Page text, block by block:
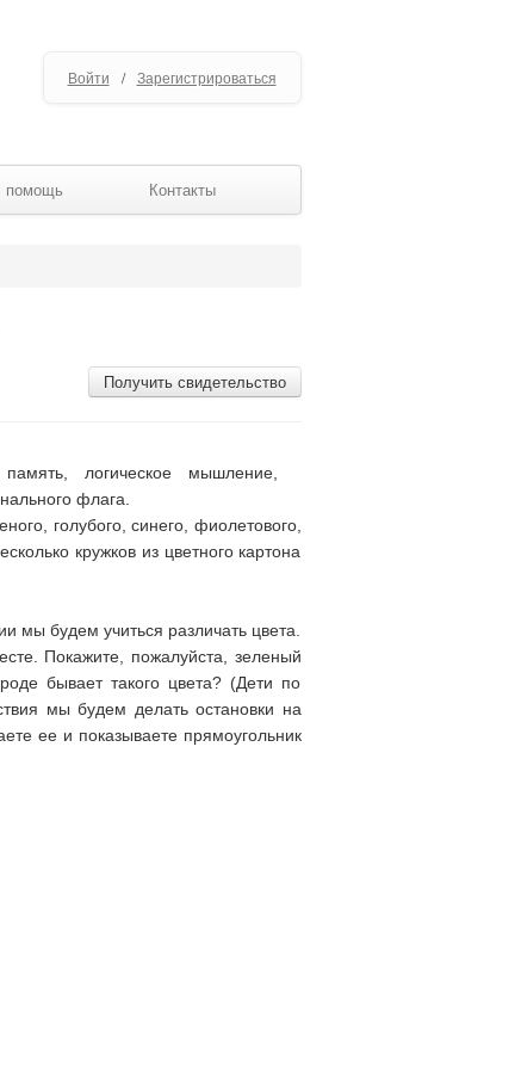
Войти / Зарегистрироваться
помощь Контакты
Получить свидетельство
логическое мышление,
флага.
голубого, синего, фиолетового,
кружков из цветного картона
мы будем учиться различать цвета.
Покажите, пожалуйста, зеленый
бывает такого цвета? (Дети по
мы будем делать остановки на
ее и показываете прямоугольник